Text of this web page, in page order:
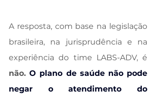
A resposta, com base na legislação
brasileira, na jurisprudência e na
não. O plano de saúde não pode
negar o atendimento do